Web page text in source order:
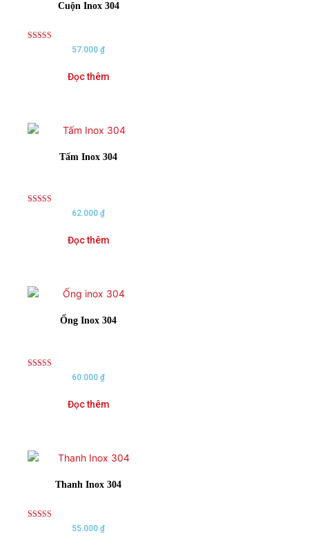
Cuộn Inox 304
57.000₫
Đọc thêm
Tấm Inox 304
62.000₫
Đọc thêm
Ống Inox 304
60.000₫
Đọc thêm
Thanh Inox 304
55.000₫